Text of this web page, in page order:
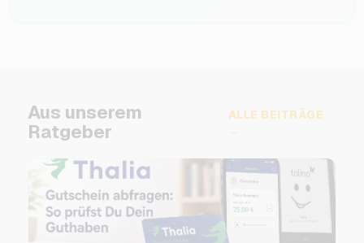
Aus unserem
Ratgeber
ALLE BEITRÄGE
→